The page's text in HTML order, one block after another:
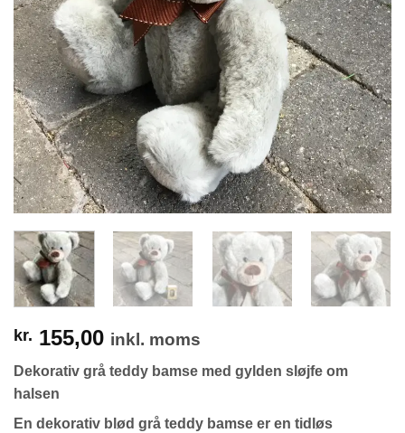
kr. 155,00 inkl. moms
Dekorativ grå teddy bamse med gylden sløjfe om
halsen
En dekorativ blød grå teddy bamse er en tidløs